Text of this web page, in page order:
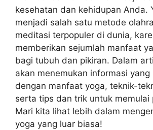
kesehatan dan kehidupan Anda.
menjadi salah satu metode
meditasi terpopuler di dunia,
memberikan sejumlah manfaat
bagi tubuh dan pikiran. Dalam
akan menemukan informasi yang
dengan manfaat yoga, teknik-
serta tips dan trik untuk memulai
Mari kita lihat lebih dalam
yoga yang luar biasa!